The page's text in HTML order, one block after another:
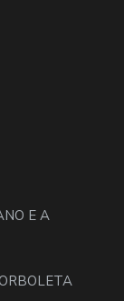
E A